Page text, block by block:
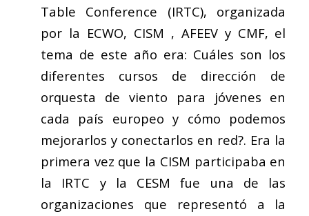
Table Conference (IRTC), organizada
por la ECWO, CISM , AFEEVy CMF, el
tema de este año era: Cuáles son los
diferentes cursos de dirección de
orquesta de viento para jóvenes en
cada país europeo y cómo podemos
mejorarlos y conectarlos en red?. Era la
primera vez que la CISM participaba en
la IRTC y la CESM fue una de las
organizaciones que representó a la